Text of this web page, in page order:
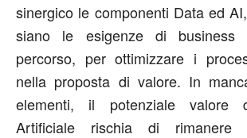
sinergico le componenti Data ed
siano le esigenze di
percorso, per ottimizzare i
nella proposta di valore. In
elementi, il potenziale valore
Artificiale rischia di rimanere